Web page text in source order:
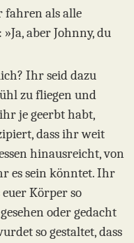
fahren als alle
aber Johnny, du
Ihr seid dazu
zu fliegen und
je geerbt habt,
dass ihr weit
hinausreicht, von
es sein könntet. Ihr
Körper so
oder gedacht
so gestaltet, dass